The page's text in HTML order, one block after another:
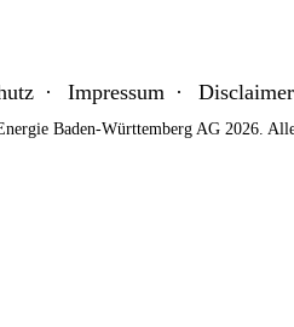
Impressum Disclaimer
Baden-Württemberg AG 2026.